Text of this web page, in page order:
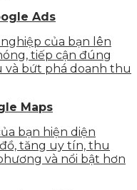
Ads
của bạn lên
tiếp cận đúng
và bứt phá doanh thu
Maps
bạn hiện diện
tăng uy tín, thu
và nổi bật hơn